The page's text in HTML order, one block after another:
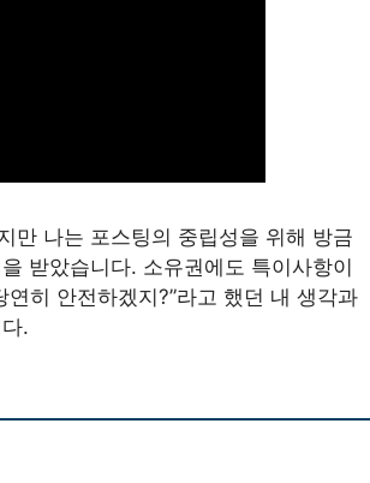
만 나는 포스팅의 중립성을 위해 방금
받았습니다. 소유권에도 특이사항이
히 안전하겠지?”라고 했던 내 생각과
.